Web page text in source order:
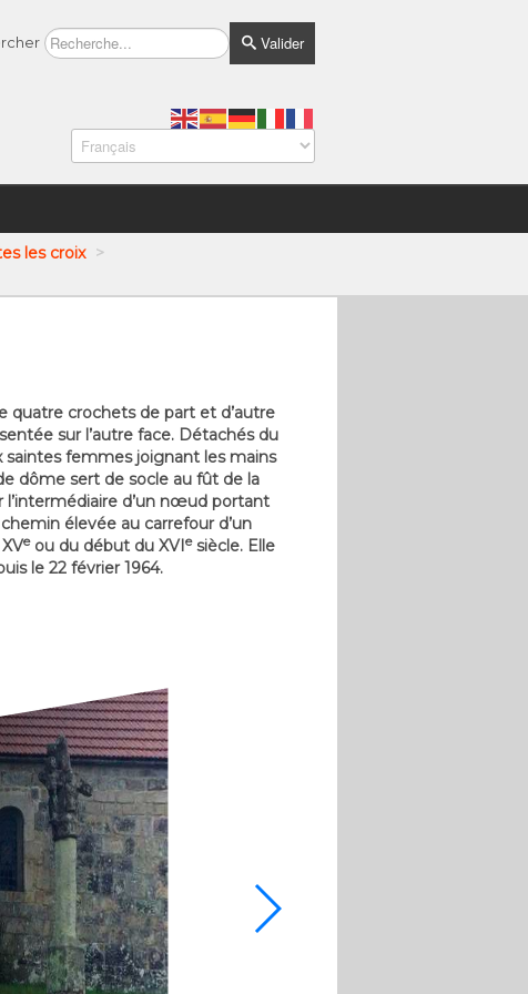
Valider
les croix >
quatre crochets de part et d’autre
sur l’autre face. Détachés du
femmes joignant les mains
dôme sert de socle au fût de la
d’un nœud portant
élevée au carrefour d’un
eou du début du XVI esiècle. Elle
le 22 février 1964.